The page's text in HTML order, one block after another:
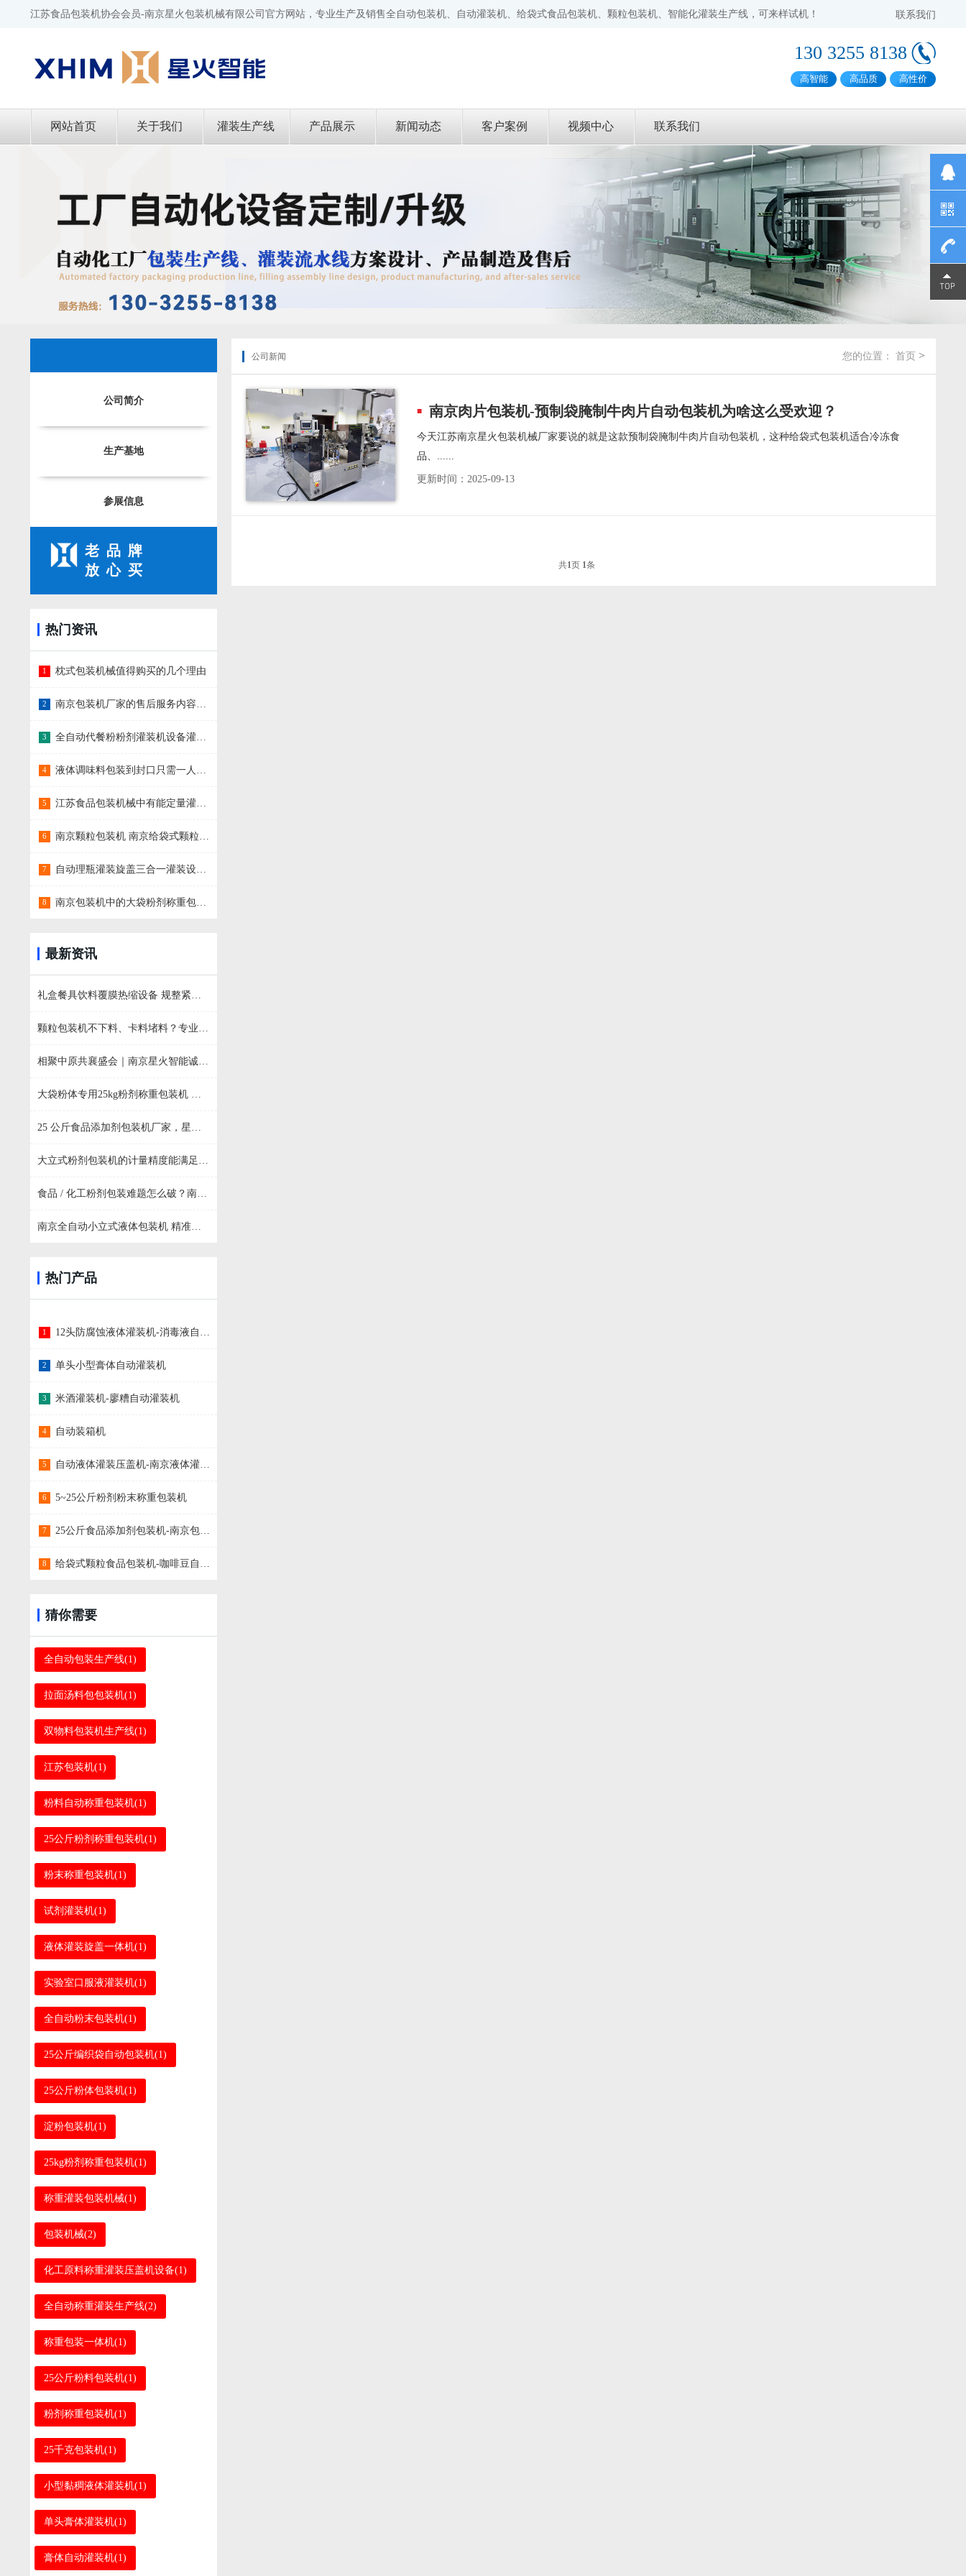
江苏食品包装机协会会员-南京星火包装机械有限公司官方网站，专业生产及销售全自动包装机、自动灌装机、给袋式食品包装机、颗粒包装机、智能化灌装生产线，可来样试机！ 联系我们
130 3255 8138
高智能 高品质 高性价
网站首页 关于我们 灌装生产线 产品展示 新闻动态 客户案例 视频中心 联系我们
公司简介
生产基地
参展信息
老品牌
放心买
热门资讯
1 枕式包装机械值得购买的几个理由
2 南京包装机厂家的售后服务内容有哪些？
3 全自动代餐粉粉剂灌装机设备灌装调料粉需要更换哪些部件？
4 液体调味料包装到封口只需一人，江苏食品包装机的4大优势
5 江苏食品包装机械中有能定量灌装食用油的机器吗？
6 南京颗粒包装机 南京给袋式颗粒包装机 江苏南京自动包装机械厂家
7 自动理瓶灌装旋盖三合一灌装设备厂家推荐
8 南京包装机中的大袋粉剂称重包装机在25kg面粉包装厂用途广泛吗？
最新资讯
礼盒餐具饮料覆膜热缩设备 规整紧致全自动热收缩包装机
颗粒包装机不下料、卡料堵料？专业故障排查与解决方法
相聚中原共襄盛会｜南京星火智能诚邀行业伙伴参观 2026 郑州国际火锅食材博览会
大袋粉体专用25kg粉剂称重包装机 化工粉料通用包装生产线介绍
25 公斤食品添加剂包装机厂家，星火智能食品级粉剂自动包装设备直供
大立式粉剂包装机的计量精度能满足哪些粉剂包装需求？
食品 / 化工粉剂包装难题怎么破？南京星火给袋式粉剂包装机一站式解决
南京全自动小立式液体包装机 精准计量密封效果出众
热门产品
1 12头防腐蚀液体灌装机-消毒液自动灌装机
2 单头小型膏体自动灌装机
3 米酒灌装机-廖糟自动灌装机
4 自动装箱机
5 自动液体灌装压盖机-南京液体灌装设备
6 5~25公斤粉剂粉末称重包装机
7 25公斤食品添加剂包装机-南京包装机系列
8 给袋式颗粒食品包装机-咖啡豆自动包装机械
猜你需要
全自动包装生产线(1)
拉面汤料包包装机(1)
双物料包装机生产线(1)
江苏包装机(1)
粉料自动称重包装机(1)
25公斤粉剂称重包装机(1)
粉末称重包装机(1)
试剂灌装机(1)
液体灌装旋盖一体机(1)
实验室口服液灌装机(1)
全自动粉末包装机(1)
25公斤编织袋自动包装机(1)
25公斤粉体包装机(1)
淀粉包装机(1)
25kg粉剂称重包装机(1)
称重灌装包装机械(1)
包装机械(2)
化工原料称重灌装压盖机设备(1)
全自动称重灌装生产线(2)
称重包装一体机(1)
25公斤粉料包装机(1)
粉剂称重包装机(1)
25千克包装机(1)
小型黏稠液体灌装机(1)
单头膏体灌装机(1)
膏体自动灌装机(1)
公司新闻 您的位置： 首页 >
南京肉片包装机-预制袋腌制牛肉片自动包装机为啥这么受欢迎？
今天江苏南京星火包装机械厂家要说的就是这款预制袋腌制牛肉片自动包装机，这种给袋式包装机适合冷冻食
品、......
更新时间：2025-09-13
共1页 1条